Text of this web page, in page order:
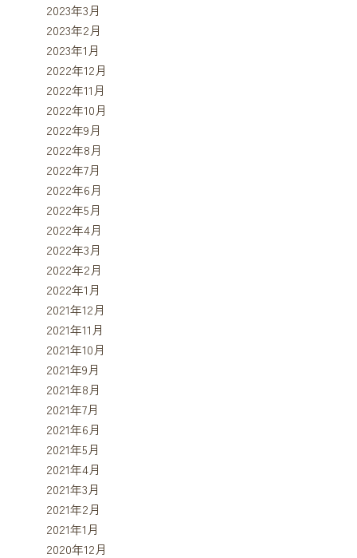
2023年3月
2023年2月
2023年1月
2022年12月
2022年11月
2022年10月
2022年9月
2022年8月
2022年7月
2022年6月
2022年5月
2022年4月
2022年3月
2022年2月
2022年1月
2021年12月
2021年11月
2021年10月
2021年9月
2021年8月
2021年7月
2021年6月
2021年5月
2021年4月
2021年3月
2021年2月
2021年1月
2020年12月